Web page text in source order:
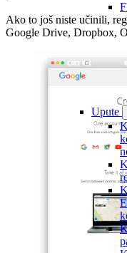
Upute
Ako to još niste učinili,
Google Drive, Dropbox,